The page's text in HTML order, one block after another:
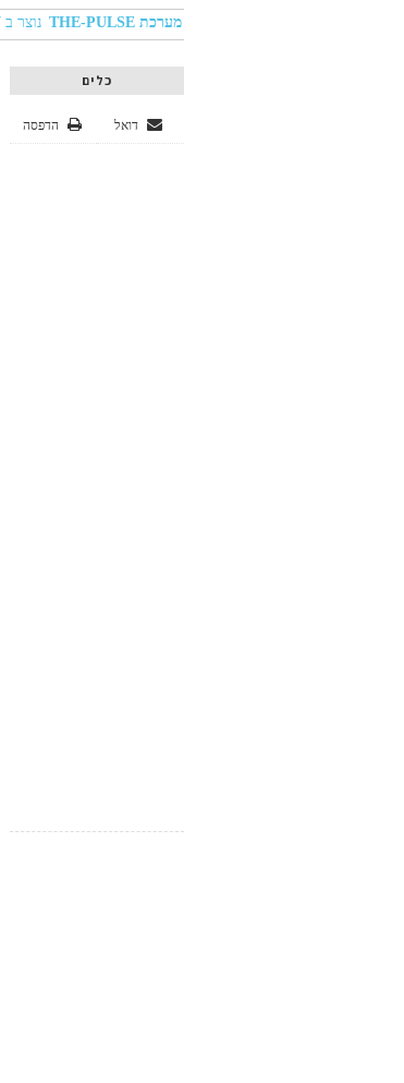
מערכת THE-PULSE נוצר ב 12.02.2017 11:02
כלים
הדפסה דואל